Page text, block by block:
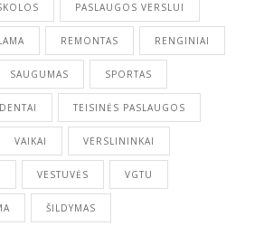
PASLAUGOS VERSLUI
REMONTAS RENGINIAI
SAUGUMAS SPORTAS
TEISINĖS PASLAUGOS
VAIKAI VERSLININKAI
VESTUVĖS VGTU
ŠILDYMAS